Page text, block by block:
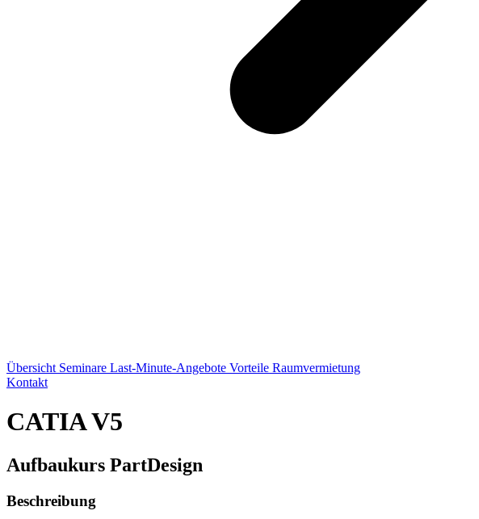
Übersicht Seminare Last-Minute-Angebote Vorteile Raumvermietung
Kontakt
CATIA V5
Aufbaukurs PartDesign
Beschreibung